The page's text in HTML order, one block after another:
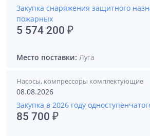
Закупка снаряжения защитного
пожарных
5 574 200 ₽
Место поставки: Луга
Насосы, компрессоры комплектующие
08.08.2026
Закупка в 2026 году
85 700 ₽